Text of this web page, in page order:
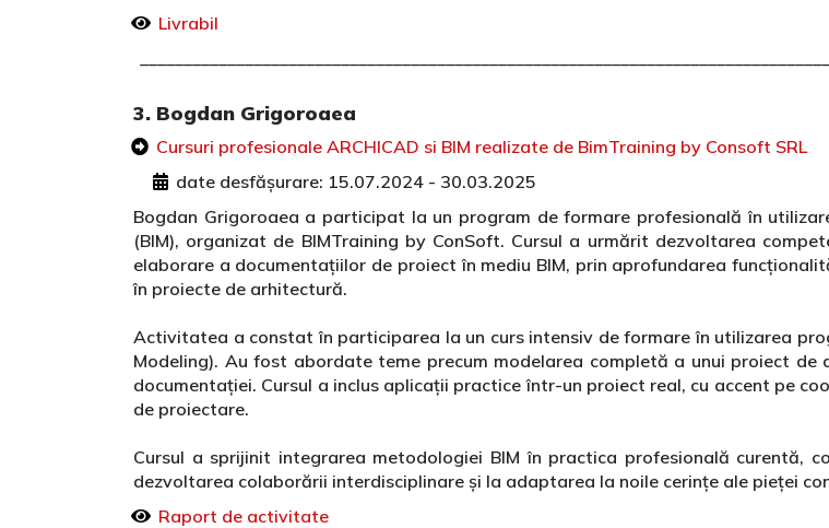
Livrabil
3. Bogdan Grigoroaea
Cursuri profesionale ARCHICAD si BIM realizate de BimTraining by Consoft SRL
date desfășurare: 15.07.2024 - 30.03.2025
Bogdan Grigoroaea a participat la un program de formare profesională în
(BIM), organizat de BIMTraining by ConSoft. Cursul a urmărit dezvoltarea
elaborare a documentațiilor de proiect în mediu BIM, prin aprofundarea
în proiecte de arhitectură.
Activitatea a constat în participarea la un curs intensiv de formare în utilizarea
Modeling). Au fost abordate teme precum modelarea completă a unui proiect
documentației. Cursul a inclus aplicații practice într-un proiect real, cu accent pe
de proiectare.
Cursul a sprijinit integrarea metodologiei BIM în practica profesională curentă,
dezvoltarea colaborării interdisciplinare și la adaptarea la noile cerințe ale pieței
Raport de activitate